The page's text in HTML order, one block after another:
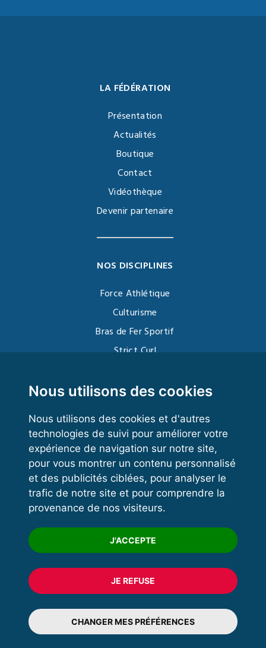
Nous utilisons des cookies
Nous utilisons des cookies et d'autres
technologies de suivi pour améliorer votre
expérience de navigation sur notre site,
pour vous montrer un contenu personnalisé
et des publicités ciblées, pour analyser le
trafic de notre site et pour comprendre la
provenance de nos visiteurs.
J'ACCEPTE
JE REFUSE
CHANGER MES PRÉFÉRENCES
LA FÉDÉRATION
Présentation
Actualités
Boutique
Contact
Vidéothèque
Devenir partenaire
NOS DISCIPLINES
Force Athlétique
Culturisme
Bras de Fer Sportif
Strict Curl
Kettlebell
VOS ESPACES
Espace dirigeant
Espace licencié
Trouver un club
Formation
© 2020 FFFORCE Tous droits réservés
Mentions légales
Plan du site